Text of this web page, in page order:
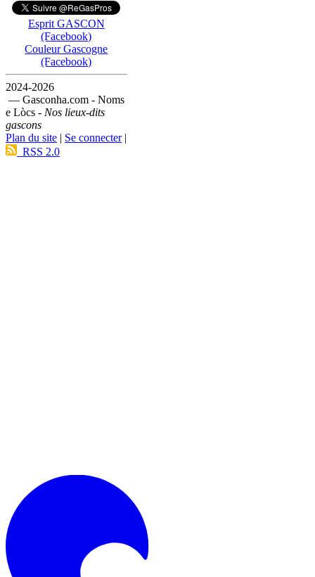
Esprit GASCON
(Facebook)
Couleur Gascogne
(Facebook)
2024-2026
— Gasconha.com - Noms
e Lòcs - Nos lieux-dits
gascons
Plan du site | Se connecter|
RSS 2.0